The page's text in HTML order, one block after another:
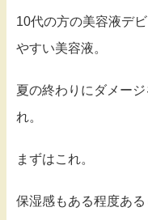
10代の方の美容液デ
やすい美容液。
夏の終わりにダメー
れ。
まずはこれ。
保湿感もある程度あ